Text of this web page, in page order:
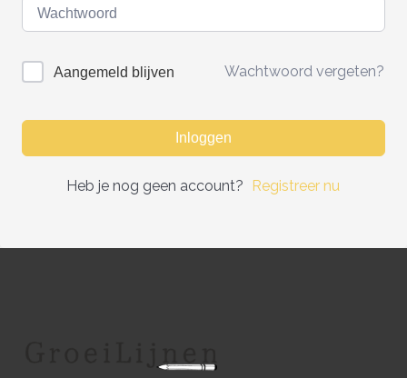
Aangemeld blijven Wachtwoord vergeten?
Inloggen
Heb je nog geen account? Registreer nu